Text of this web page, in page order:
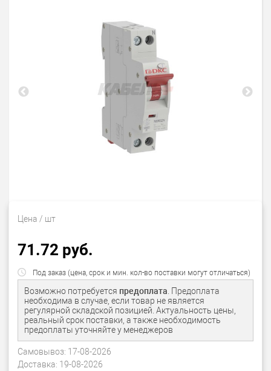
Цена / шт
71.72 руб.
Под заказ (цена, срок и мин. кол-во поставки могут отличаться)
Возможно потребуется предоплата. Предоплата
необходима в случае, если товар не является
регулярной складской позицией. Актуальность цены,
реальный срок поставки, а также необходимость
предоплаты уточняйте у менеджеров
Самовывоз: 17-08-2026
Доставка: 19-08-2026